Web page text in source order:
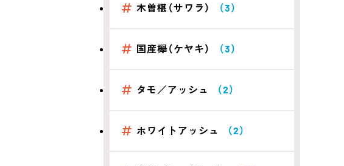
木曽椹（サワラ） （3）
国産欅（ケヤキ） （3）
タモ／アッシュ （2）
ホワイトアッシュ （2）